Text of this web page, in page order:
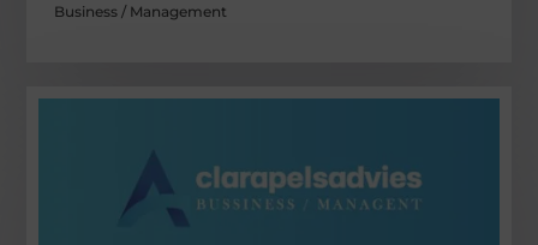
Business / Management